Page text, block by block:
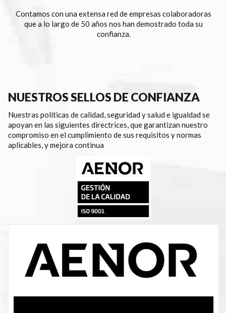
Contamos con una extensa red de empresas colaboradoras
que a lo largo de 50 años nos han demostrado toda su
confianza.
NUESTROS SELLOS DE CONFIANZA
Nuestras políticas de calidad, seguridad y salud e igualdad se
apoyan en las siguientes directrices, que garantizan nuestro
compromiso en el cumplimiento de sus requisitos y normas
aplicables, y mejora continua